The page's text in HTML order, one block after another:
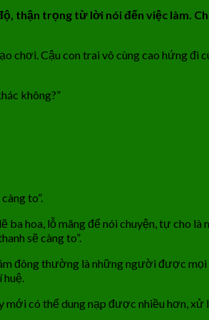
thận trọng từ lời nói đến việc làm.
chơi. Cậu con trai vô cùng cao hứng đi
không?”
to”.
hoa, lỗ mãng để nói chuyện, tự cho là
sẽ càng to”.
đông thường là những người được mọi
huệ.
có thể dung nạp được nhiều hơn, xử